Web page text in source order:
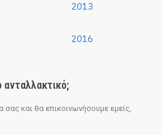
2013
2016
ανταλλακτικό;
και θα επικοινωνήσουμε εμείς,